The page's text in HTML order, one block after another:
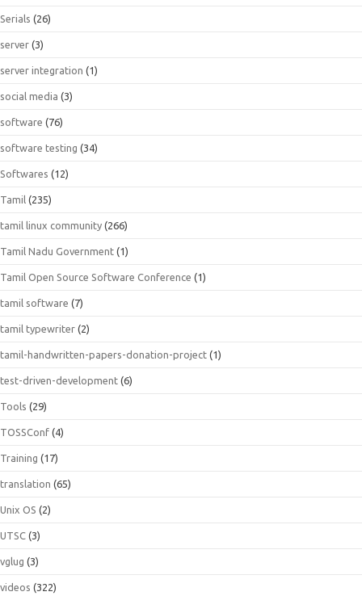
Serials (26)
server (3)
server integration (1)
social media (3)
software (76)
software testing (34)
Softwares (12)
Tamil (235)
tamil linux community (266)
Tamil Nadu Government (1)
Tamil Open Source Software Conference (1)
tamil software (7)
tamil typewriter (2)
tamil-handwritten-papers-donation-project (1)
test-driven-development (6)
Tools (29)
TOSSConf (4)
Training (17)
translation (65)
Unix OS (2)
UTSC (3)
vglug (3)
videos (322)